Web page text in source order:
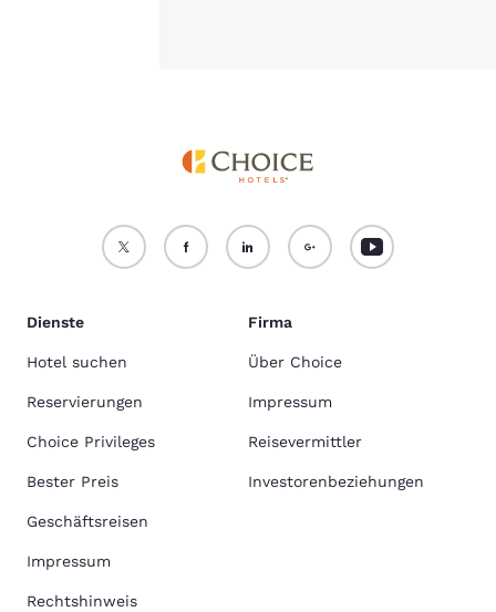
Dienste
Hotel suchen
Reservierungen
Choice Privileges
Bester Preis
Geschäftsreisen
Impressum
Rechtshinweis
Firma
Über Choice
Impressum
Reisevermittler
Investorenbeziehungen